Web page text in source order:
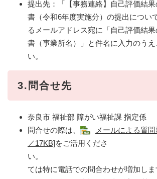
提出先：「【事務連絡】自己評価結
書（令和6年度実施分）の提出につい
るメールアドレス宛に「自己評価結
書（事業所名）」と件名に入力のう
い。
3.問合せ先
奈良市 福祉部 障がい福祉課 指定係
問合せの際は、
メールによる質
／17KB]をご活用くださ
い。 ※年度末
ては特に電話での問合わせが増加し